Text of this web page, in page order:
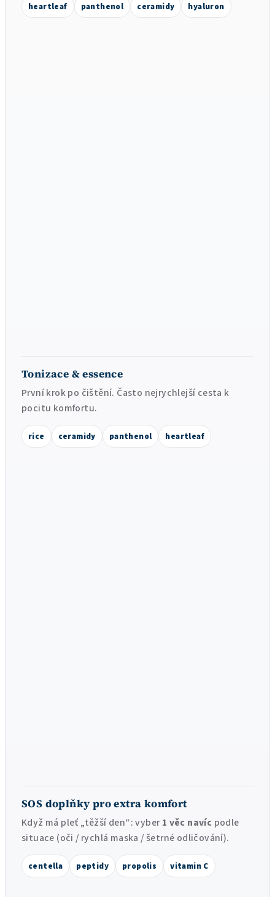
heartleaf panthenol ceramidy hyaluron
Tonizace & essence
První krok po čištění. Často nejrychlejší cesta k
pocitu komfortu.
rice ceramidy panthenol heartleaf
SOS doplňky pro extra komfort
Když má pleť „těžší den“: vyber1 věc navíc podle
situace (oči / rychlá maska / šetrné odličování).
centella peptidy propolis vitamin C